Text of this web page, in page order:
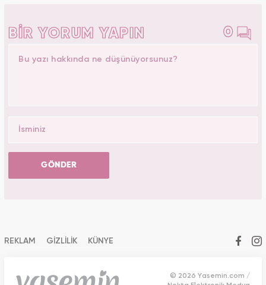
BİR YORUM YAPIN 0
GÖNDER
REKLAM GİZLİLİK KÜNYE
© 2026 Yasemin.com /